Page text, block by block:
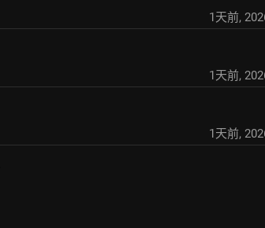
1天前,
1天前,
1天前,